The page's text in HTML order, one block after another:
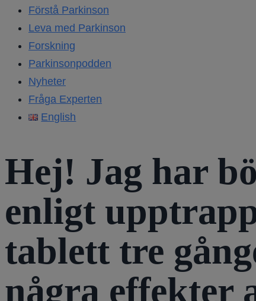
Förstå Parkinson
Leva med Parkinson
Forskning
Parkinsonpodden
Nyheter
Fråga Experten
English
Hej! Jag har
enligt
tablett tre
några effekter